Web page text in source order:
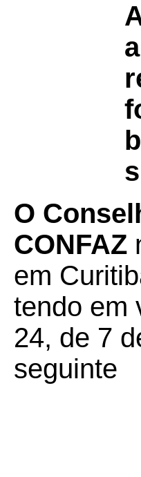
O
CONFAZ
em
tendo em
24, de 7
seguinte